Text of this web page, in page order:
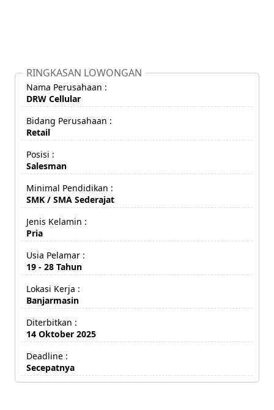
RINGKASAN LOWONGAN
Nama Perusahaan :
DRW Cellular
Bidang Perusahaan :
Retail
Posisi :
Salesman
Minimal Pendidikan :
SMK / SMA Sederajat
Jenis Kelamin :
Pria
Usia Pelamar :
19 - 28 Tahun
Lokasi Kerja :
Banjarmasin
Diterbitkan :
14 Oktober 2025
Deadline :
Secepatnya